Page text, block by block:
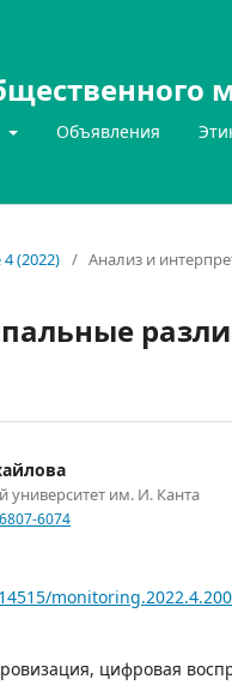
Объявления
(2022) / Анализ и
университет им. И. Канта
6074
цифровая